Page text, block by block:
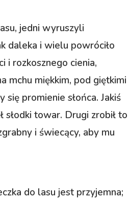
jedni wyruszyli
daleka i wielu powróciło
i rozkosznego cienia,
mchu miękkim, pod giętkimi
się promienie słońca. Jakiś
słodki towar. Drugi zrobił to
i świecący, aby mu
do lasu jest przyjemna;